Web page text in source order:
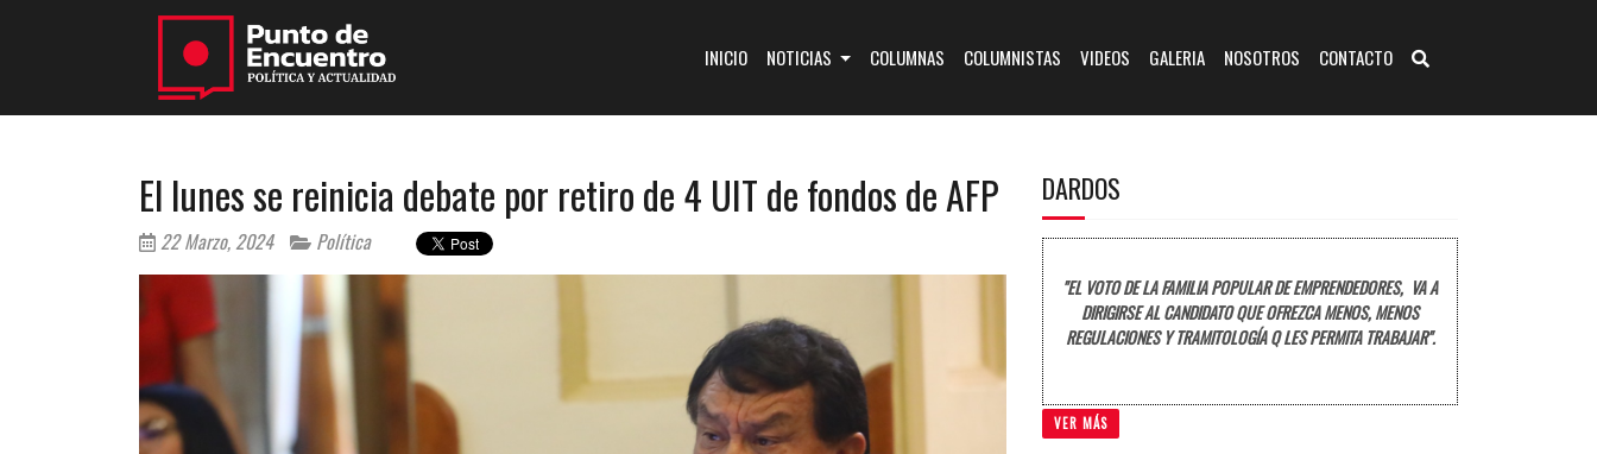
INICIO(CURRENT)
NOTICIAS COLUMNAS COLUMNISTAS VIDEOS GALERIA NOSOTROS CONTACTO
El lunes se reinicia debate por retiro de 4 UIT de fondos de AFP
22 Marzo, 2024 Política
DARDOS
"EL VOTO DE LA FAMILIA POPULAR DE EMPRENDEDORES, VA A
DIRIGIRSE AL CANDIDATO QUE OFREZCA MENOS, MENOS
REGULACIONES Y TRAMITOLOGÍA Q LES PERMITA TRABAJAR".
VER MÁS